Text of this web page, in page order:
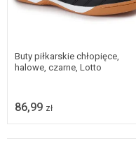
Buty piłkarskie chłopięce,
halowe, czarne, Lotto
86,99 zł